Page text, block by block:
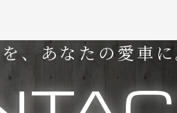
、あなたの愛車